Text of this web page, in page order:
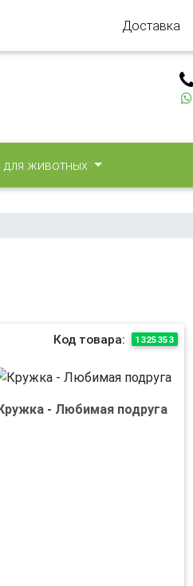
Доставка
животных
Код товара: 1325353
- Любимая подруга